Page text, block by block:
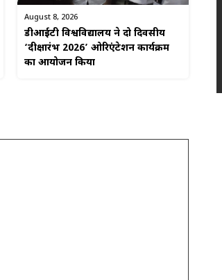
August 8, 2026
डीआईटी विश्वविद्यालय ने दो दिवसीय
‘दीक्षारंभ 2026’ ओरिएंटेशन कार्यक्रम
का आयोजन किया